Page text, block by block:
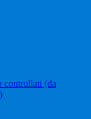
controllati (da